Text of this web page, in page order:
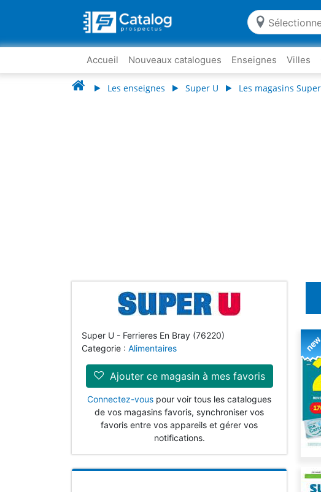
Accueil Nouveaux catalogues Enseignes Villes
Les enseignes Super U Les magasins
Super U - Ferrieres En Bray (76220)
Categorie : Alimentaires
Ajouter ce magasin à mes favoris
Connectez-vous pour voir tous les catalogues
de vos magasins favoris, synchroniser vos
favoris entre vos appareils et gérer vos
notifications.